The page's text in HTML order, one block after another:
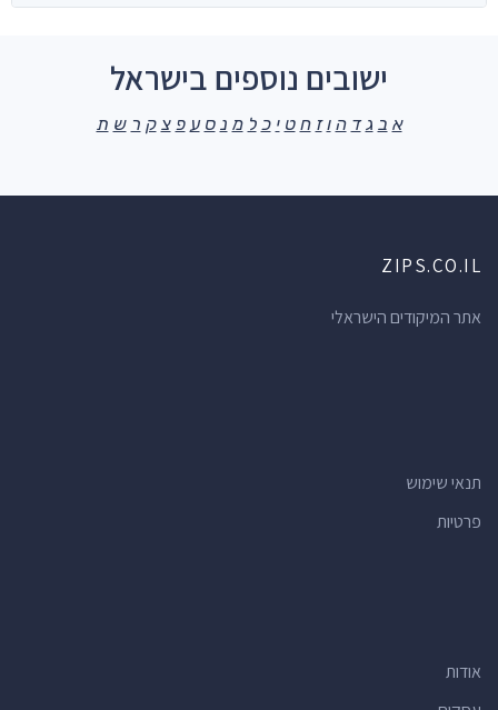
ישובים נוספים בישראל
א ב ג ד ה ו ז ח ט י כ ל מ נ ס ע פ צ ק ר ש ת
ZIPS.CO.IL
אתר המיקודים הישראלי
תנאי שימוש
פרטיות
אודות